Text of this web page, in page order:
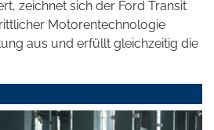
zeichnet sich der Ford Transit
Motorentechnologie
aus und erfüllt gleichzeitig die